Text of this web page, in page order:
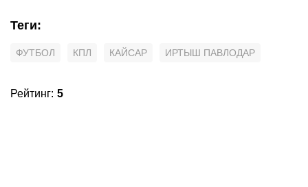
Теги:
ФУТБОЛ КПЛ КАЙСАР ИРТЫШ ПАВЛОДАР
Рейтинг: 5